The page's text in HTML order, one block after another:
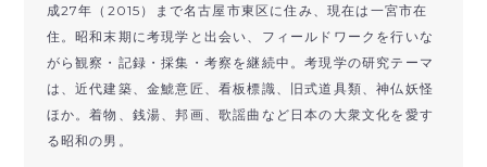
成27年（2015）まで名古屋市東区に住み、現在は一宮市在
住。昭和末期に考現学と出会い、フィールドワークを行いな
がら観察・記録・採集・考察を継続中。考現学の研究テーマ
は、近代建築、金鯱意匠、看板標識、旧式道具類、神仏妖怪
ほか。着物、銭湯、邦画、歌謡曲など日本の大衆文化を愛す
る昭和の男。